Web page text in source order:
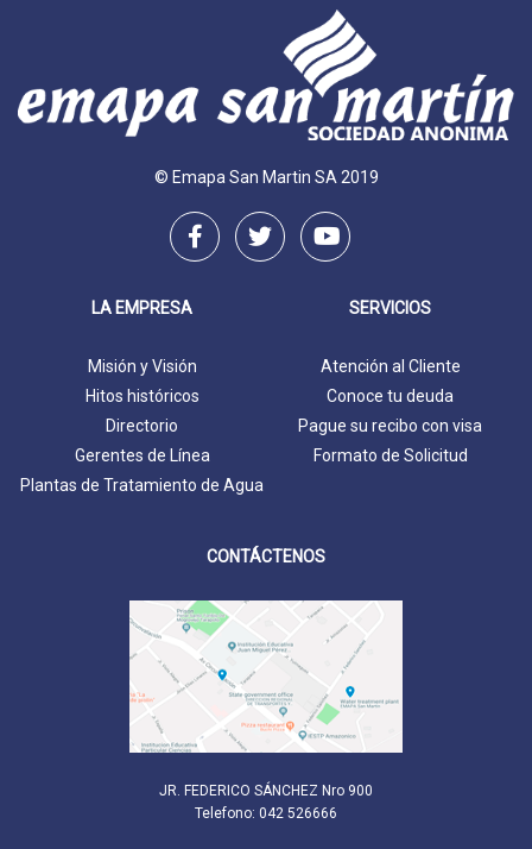
© Emapa San Martin SA 2019
LA EMPRESA
Misión y Visión
Hitos históricos
Directorio
Gerentes de Línea
Plantas de Tratamiento de Agua
SERVICIOS
Atención al Cliente
Conoce tu deuda
Pague su recibo con visa
Formato de Solicitud
CONTÁCTENOS
JR. FEDERICO SÁNCHEZ Nro 900
Telefono: 042 526666